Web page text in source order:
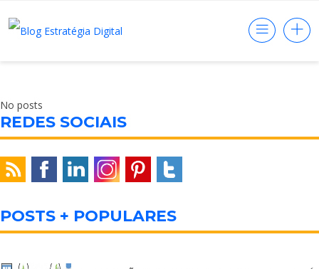
No posts
REDES SOCIAIS
POSTS + POPULARES